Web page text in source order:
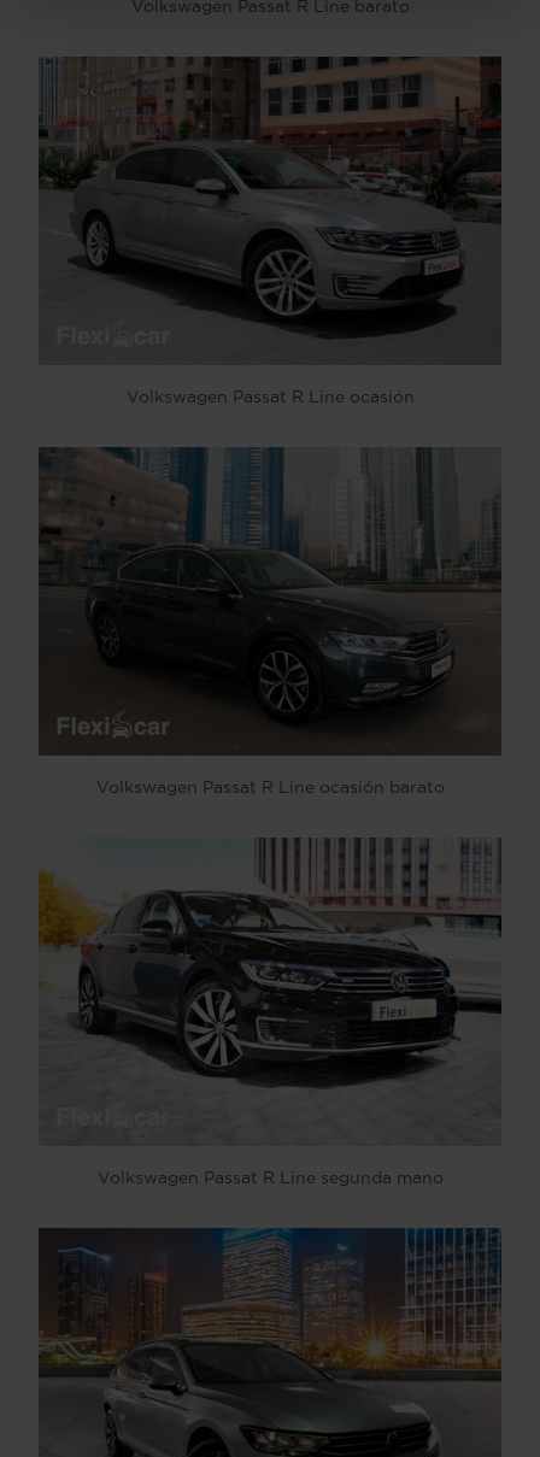
Volkswagen Passat R Line barato
Volkswagen Passat R Line ocasión
Volkswagen Passat R Line ocasión barato
Volkswagen Passat R Line segunda mano